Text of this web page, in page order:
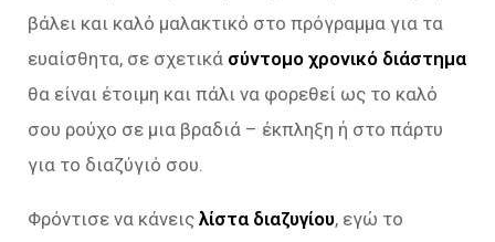
βάλει και καλό μαλακτικό στο πρόγραμμα για τα
ευαίσθητα, σε σχετικά σύντομο χρονικό διάστημα
θα είναι έτοιμη και πάλι να φορεθεί ως το καλό
σου ρούχο σε μια βραδιά – έκπληξη ή στο πάρτυ
για το διαζύγιό σου.
Φρόντισε να κάνεις λίστα διαζυγίου, εγώ το